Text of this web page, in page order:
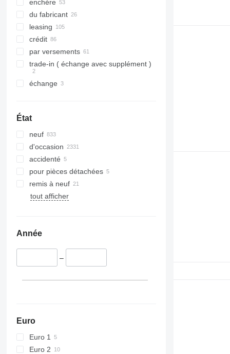
enchère
du fabricant
leasing
crédit
par versements
trade-in ( échange avec supplément )
échange
État
neuf
d'occasion
accidenté
pour pièces détachées
remis à neuf
tout afficher
Année
–
Euro
Euro 1
Euro 2